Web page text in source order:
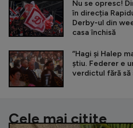
Nu se opresc!
în direcția
Derby-ul din
casa închisă
”Hagi și Halep
știu. Federer e
verdictul fără
Cele mai citite